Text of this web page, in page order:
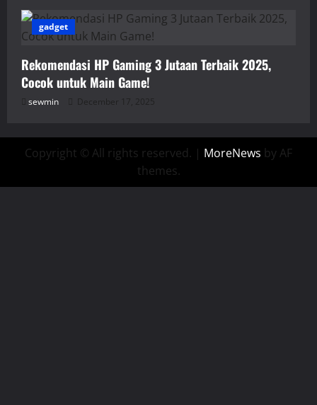
gadget
Rekomendasi HP Gaming 3 Jutaan Terbaik 2025,
Cocok untuk Main Game!
sewmin December 17, 2025
Copyright © All rights reserved. | MoreNews by AF
themes.